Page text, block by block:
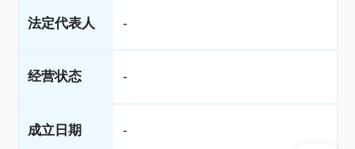
法定代表人 -
经营状态 -
成立日期 -